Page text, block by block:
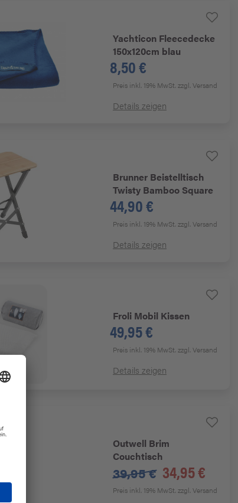
Yachticon Fleecedecke
150x120cm blau
8,50 €
Preis inkl. 19% MwSt.zzgl. Versand
Details zeigen
Brunner Beistelltisch
Twisty Bamboo Square
44,90 €
Preis inkl. 19% MwSt.zzgl. Versand
Details zeigen
Froli Mobil Kissen
49,95 €
Preis inkl. 19% MwSt.zzgl. Versand
Details zeigen
Outwell Brim
Couchtisch
39,95 € 34,95 €
Preis inkl. 19% MwSt.zzgl. Versand